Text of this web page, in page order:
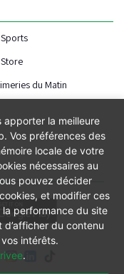
du Matin
apporter la meilleure
Vos préférences des
locale de votre
nécessaires au
pouvez décider
et modifier ces
performance du site
du contenu
intérêts.
.